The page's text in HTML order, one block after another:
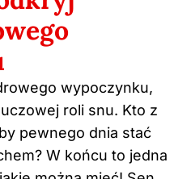
wypoczynku,
roli snu. Kto z
pewnego dnia stać
W końcu to jedna